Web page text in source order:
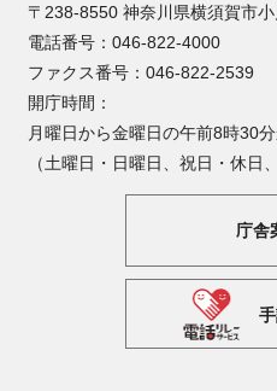
〒238-8550 神奈川県横須賀市小
電話番号：046-822-4000
ファクス番号：046-822-2539
開庁時間：
月曜日から金曜日の午前8時30
（土曜日・日曜日、祝日・休日
庁舎